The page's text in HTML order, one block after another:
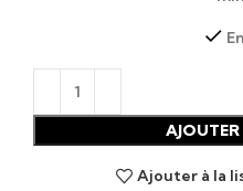
Ajouter à la